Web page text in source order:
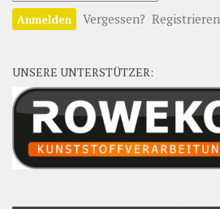
Vergessen? Registrieren
UNSERE UNTERSTÜTZER: